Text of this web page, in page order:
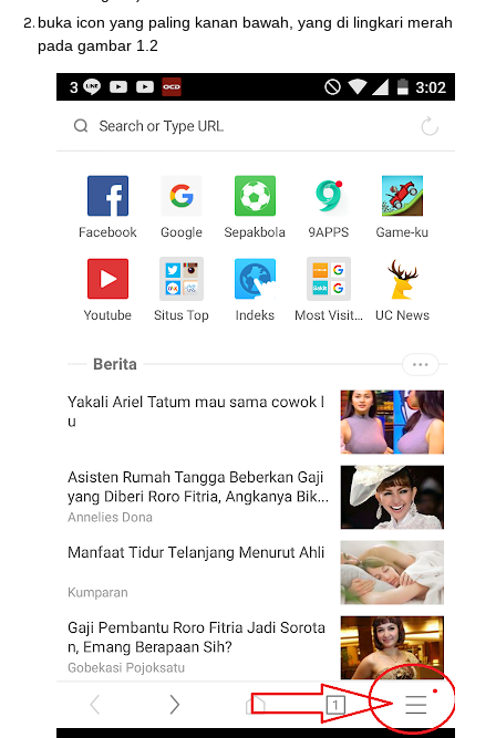
buka icon yang paling kanan bawah, yang di lingkari merah
pada gambar 1.2